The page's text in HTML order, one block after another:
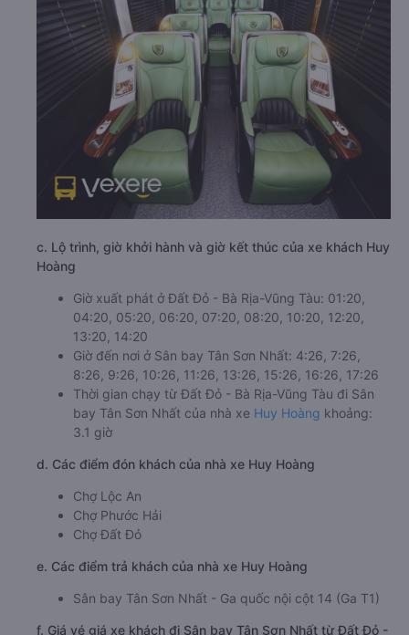
c. Lộ trình, giờ khởi hành và giờ kết thúc của xe khách Huy
Hoàng
Giờ xuất phát ở Đất Đỏ - Bà Rịa-Vũng Tàu: 01:20,
04:20, 05:20, 06:20, 07:20, 08:20, 10:20, 12:20,
13:20, 14:20
Giờ đến nơi ở Sân bay Tân Sơn Nhất: 4:26, 7:26,
8:26, 9:26, 10:26, 11:26, 13:26, 15:26, 16:26, 17:26
Thời gian chạy từ Đất Đỏ - Bà Rịa-Vũng Tàu đi Sân
bay Tân Sơn Nhất của nhà xe Huy Hoàng khoảng:
3.1 giờ
d. Các điểm đón khách của nhà xe Huy Hoàng
Chợ Lộc An
Chợ Phước Hải
Chợ Đất Đỏ
e. Các điểm trả khách của nhà xe Huy Hoàng
Sân bay Tân Sơn Nhất - Ga quốc nội cột 14 (Ga T1)
f. Giá vé giá xe khách đi Sân bay Tân Sơn Nhất từ Đất Đỏ -